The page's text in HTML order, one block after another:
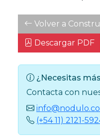
Volver a
Descargar PDF
¿Necesitas
Contacta con
(+54 11) 2121-